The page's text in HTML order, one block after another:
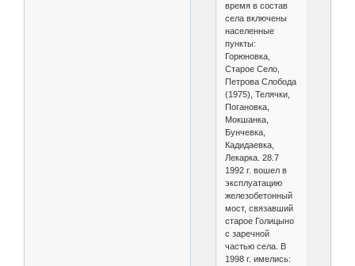
время в состав
села включены
населенные
пункты:
Горюновка,
Старое Село,
Петрова Слобода
(1975), Телячки,
Погановка,
Мокшанка,
Бунчевка,
Кадидаевка,
Лекарка. 28.7
1992 г. вошел в
эксплуатацию
железобетонный
мост, связавший
старое Голицыно
с заречной
частью села. В
1998 г. имелись: